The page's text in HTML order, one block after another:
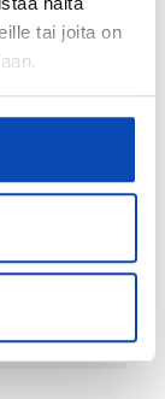
tai joita on